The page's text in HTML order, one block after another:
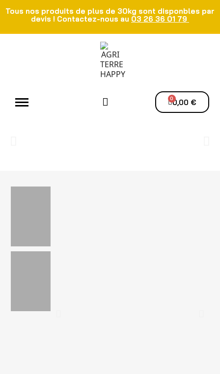
Tous nos produits de plus de 30kg sont disponbles par
devis ! Contactez-nous au 03 26 36 01 79
0,00 €